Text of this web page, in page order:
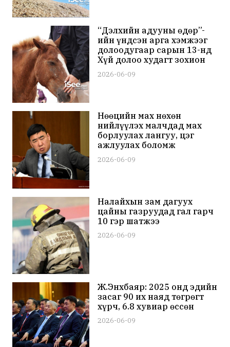
“Дэлхийн адууны өдөр”-
ийн үндсэн арга хэмжээг
долоодугаар сарын 13-нд
Хүй долоо худагт зохион
байгуулна
2026-06-09
Нөөцийн мах нөхөн
нийлүүлэх малчдад мах
борлуулах лангуу, цэг
ажлуулах боломж
бүрдүүлнэ
2026-06-09
Налайхын зам дагуух
цайны газруудад гал гарч
10 гэр шатжээ
2026-06-09
Ж.Энхбаяр: 2025 онд эдийн
засаг 90 их наяд төгрөгт
хүрч, 6.8 хувиар өссөн
2026-06-09